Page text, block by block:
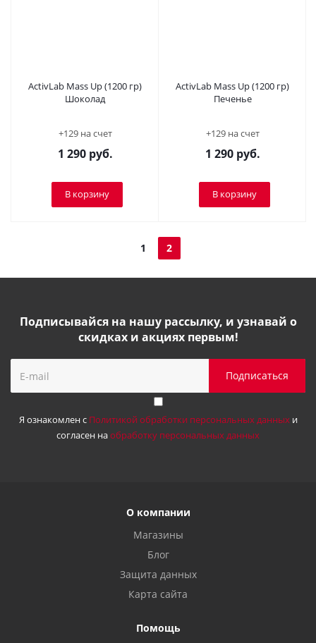
ActivLab Mass Up (1200 гр)
Шоколад
+129 на счет
1 290руб.
В корзину
ActivLab Mass Up (1200 гр)
Печенье
+129 на счет
1 290руб.
В корзину
1 2
Подписывайся на нашу рассылку, и узнавай о
скидках и акциях первым!
Я ознакомлен с Политикой обработки персональных данныхи
согласен наобработку персональных данных
О компании
Магазины
Блог
Защита данных
Карта сайта
Помощь